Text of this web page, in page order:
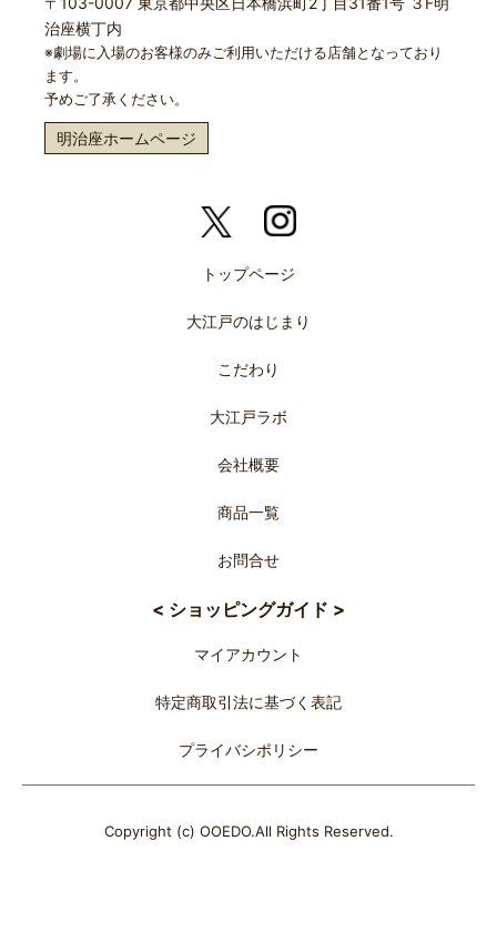
治座横丁内
※劇場に入場のお客様のみご利用いただける店舗となっており
ます。
予めご了承ください。
明治座ホームページ
トップページ
大江戸のはじまり
こだわり
大江戸ラボ
会社概要
商品一覧
お問合せ
< ショッピングガイド >
マイアカウント
特定商取引法に基づく表記
プライバシポリシー
Copyright (c) OOEDO.All Rights Reserved.